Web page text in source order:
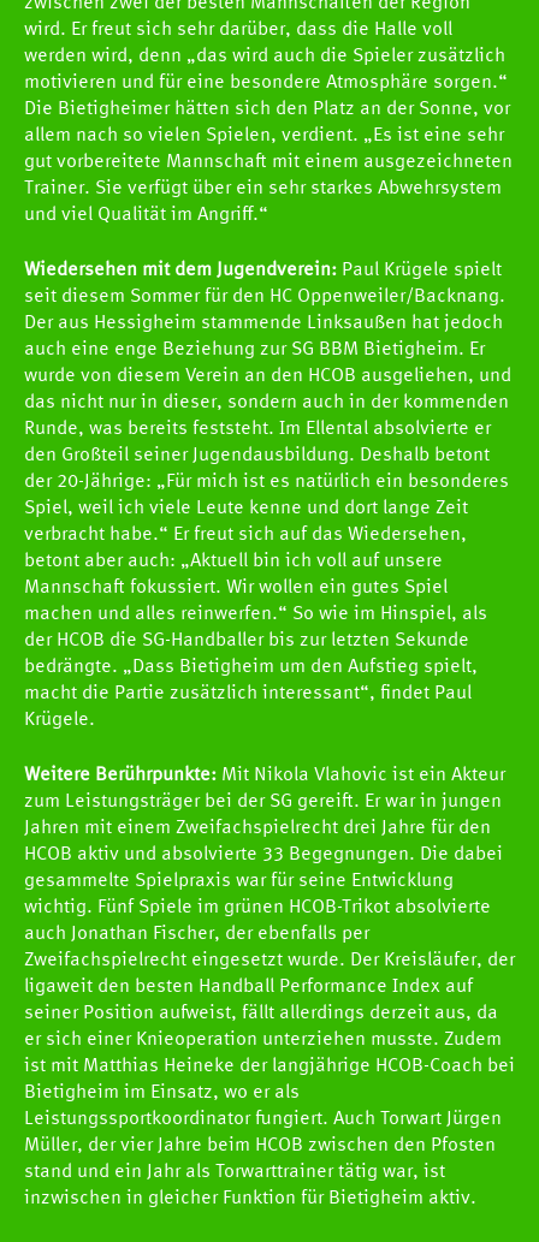
HCOB
TEAMS
SPIELE
NEWS
Newscenter
Pressestelle
Handball Aktuell
Datenbank
wird. Er freut sich sehr darüber, dass die Halle voll
werden wird, denn „das wird auch die Spieler zusätzlich
motivieren und für eine besondere Atmosphäre sorgen.“
Die Bietigheimer hätten sich den Platz an der Sonne, vor
allem nach so vielen Spielen, verdient. „Es ist eine sehr
gut vorbereitete Mannschaft mit einem ausgezeichneten
Trainer. Sie verfügt über ein sehr starkes Abwehrsystem
und viel Qualität im Angriff.“
Wiedersehen mit dem Jugendverein: Paul Krügele spielt
seit diesem Sommer für den HC Oppenweiler/Backnang.
Der aus Hessigheim stammende Linksaußen hat jedoch
auch eine enge Beziehung zur SG BBM Bietigheim. Er
wurde von diesem Verein an den HCOB ausgeliehen, und
das nicht nur in dieser, sondern auch in der kommenden
Runde, was bereits feststeht. Im Ellental absolvierte er
den Großteil seiner Jugendausbildung. Deshalb betont
der 20-Jährige: „Für mich ist es natürlich ein besonderes
Spiel, weil ich viele Leute kenne und dort lange Zeit
verbracht habe.“ Er freut sich auf das Wiedersehen,
betont aber auch: „Aktuell bin ich voll auf unsere
Mannschaft fokussiert. Wir wollen ein gutes Spiel
machen und alles reinwerfen.“ So wie im Hinspiel, als
der HCOB die SG-Handballer bis zur letzten Sekunde
bedrängte. „Dass Bietigheim um den Aufstieg spielt,
macht die Partie zusätzlich interessant“, findet Paul
Krügele.
Weitere Berührpunkte: Mit Nikola Vlahovic ist ein Akteur
zum Leistungsträger bei der SG gereift. Er war in jungen
Jahren mit einem Zweifachspielrecht drei Jahre für den
HCOB aktiv und absolvierte 33 Begegnungen. Die dabei
gesammelte Spielpraxis war für seine Entwicklung
wichtig. Fünf Spiele im grünen HCOB-Trikot absolvierte
auch Jonathan Fischer, der ebenfalls per
Zweifachspielrecht eingesetzt wurde. Der Kreisläufer, der
ligaweit den besten Handball Performance Index auf
seiner Position aufweist, fällt allerdings derzeit aus, da
er sich einer Knieoperation unterziehen musste. Zudem
ist mit Matthias Heineke der langjährige HCOB-Coach bei
Bietigheim im Einsatz, wo er als
Leistungssportkoordinator fungiert. Auch Torwart Jürgen
Müller, der vier Jahre beim HCOB zwischen den Pfosten
stand und ein Jahr als Torwarttrainer tätig war, ist
inzwischen in gleicher Funktion für Bietigheim aktiv.